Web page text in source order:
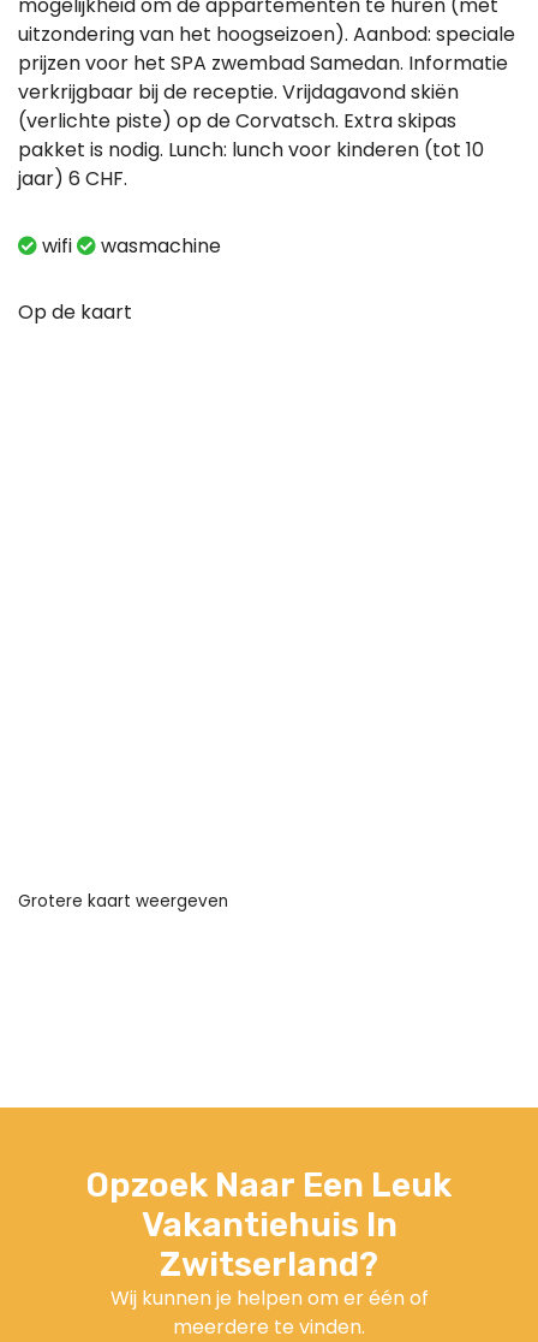
uitzondering van het hoogseizoen). Aanbod: speciale
prijzen voor het SPA zwembad Samedan. Informatie
verkrijgbaar bij de receptie. Vrijdagavond skiën
(verlichte piste) op de Corvatsch. Extra skipas
pakket is nodig. Lunch: lunch voor kinderen (tot 10
jaar) 6 CHF.
wifi wasmachine
Op de kaart
Grotere kaart weergeven
Opzoek Naar Een Leuk
Vakantiehuis In
Zwitserland?
Wij kunnen je helpen om er één of
meerdere te vinden.